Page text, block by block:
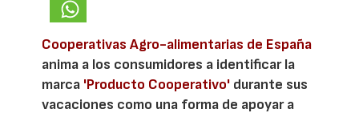
Cooperativas Agro-alimentarias de España
anima a los consumidores a identificar la
marca 'Producto Cooperativo' durante sus
vacaciones como una forma de apoyar a